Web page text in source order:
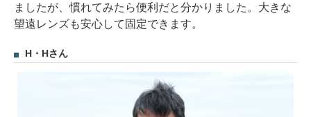
ましたが、慣れてみたら便利だと分かりました。大きな
望遠レンズも安心して固定できます。
H・Hさん